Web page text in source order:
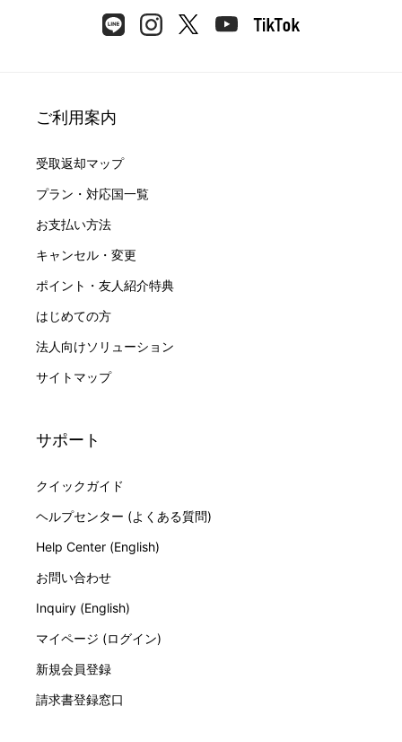
ご利用案内
受取返却マップ
プラン・対応国一覧
お支払い方法
キャンセル・変更
ポイント・友人紹介特典
はじめての方
法人向けソリューション
サイトマップ
サポート
クイックガイド
ヘルプセンター (よくある質問)
Help Center (English)
お問い合わせ
Inquiry (English)
マイページ (ログイン)
新規会員登録
請求書登録窓口